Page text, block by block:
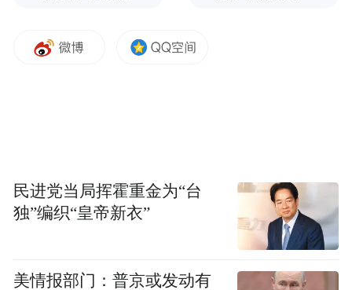
民进党当局挥霍重金为“台
独”编织“皇帝新衣”
美情报部门：普京或发动有